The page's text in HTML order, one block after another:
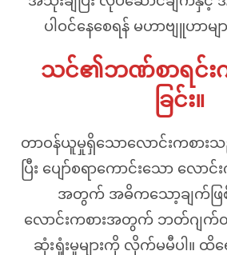
ပါဝင်နေစေရန် မဟာဗျူဟာမ
သင်၏ဘဏ်စာရင်း
ခြင်း။
တာဝန်ယူမှုရှိသောလောင်းကစာ
ပြီး ပျော်စရာကောင်းသော လေ
အတွက် အဓိကသော့ချက်ဖ
လောင်းကစားအတွက် ဘတ်ဂျ
ဆုံးရှုံးမှုများကို လိုက်မမီပါ။